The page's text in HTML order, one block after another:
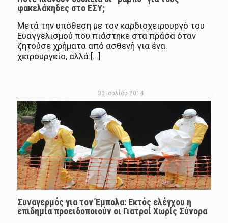
φακελάκηδες στο ΕΣΥ;
Μετά την υπόθεση με τον καρδιοχειρουργό του
Ευαγγελισμού που πιάστηκε στα πράσα όταν
ζητούσε χρήματα από ασθενή για ένα
χειρουργείο, αλλά […]
30 Ιουλίου 2014
Συναγερμός για τον Έμπολα: Εκτός ελέγχου η
επιδημία προειδοποιούν οι Γιατροί Χωρίς Σύνορα